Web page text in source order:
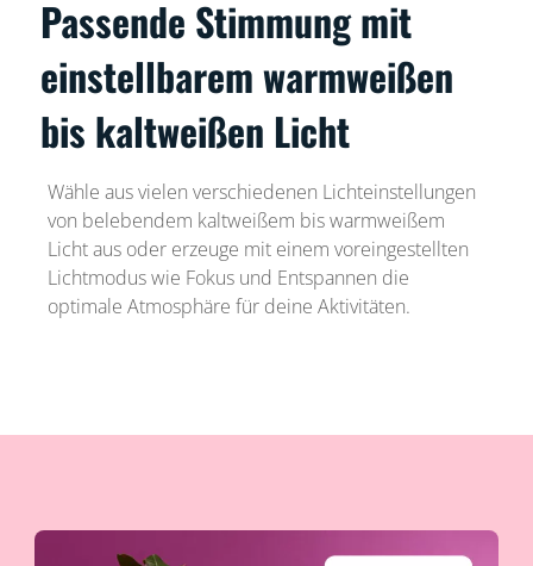
Passende Stimmung mit
einstellbarem warmweißen
bis kaltweißen Licht
Wähle aus vielen verschiedenen Lichteinstellungen
von belebendem kaltweißem bis warmweißem
Licht aus oder erzeuge mit einem voreingestellten
Lichtmodus wie Fokus und Entspannen die
optimale Atmosphäre für deine Aktivitäten.